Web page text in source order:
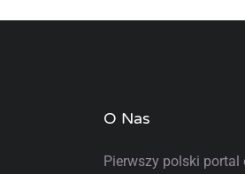
O Nas
Pierwszy polski portal